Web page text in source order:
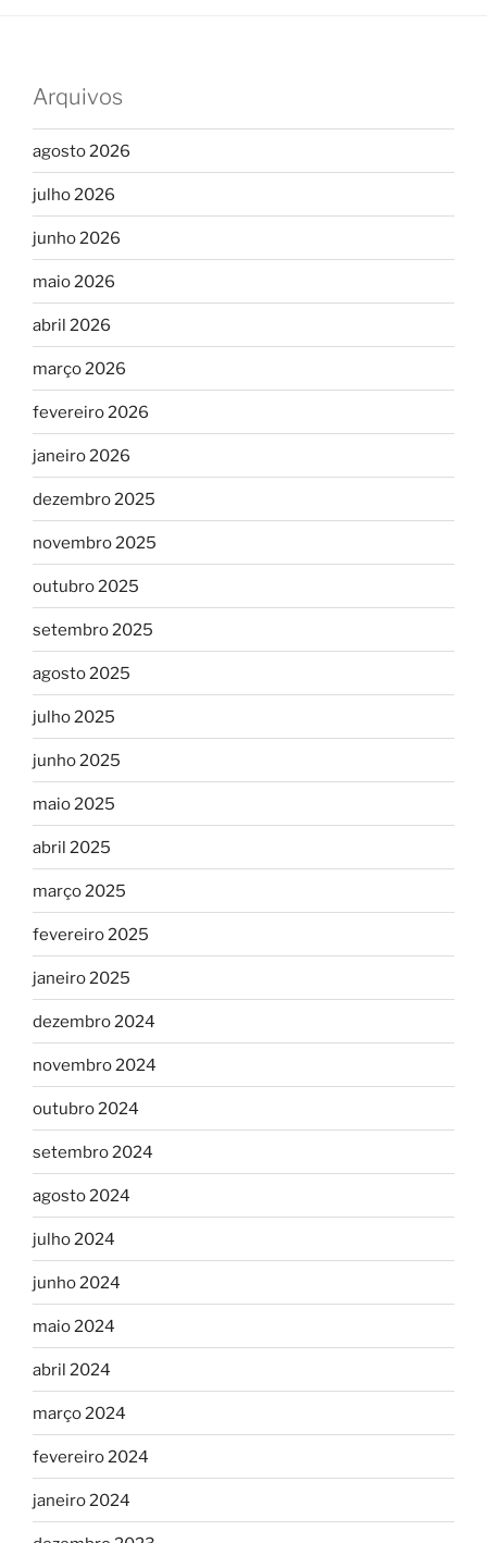
Arquivos
agosto 2026
julho 2026
junho 2026
maio 2026
abril 2026
março 2026
fevereiro 2026
janeiro 2026
dezembro 2025
novembro 2025
outubro 2025
setembro 2025
agosto 2025
julho 2025
junho 2025
maio 2025
abril 2025
março 2025
fevereiro 2025
janeiro 2025
dezembro 2024
novembro 2024
outubro 2024
setembro 2024
agosto 2024
julho 2024
junho 2024
maio 2024
abril 2024
março 2024
fevereiro 2024
janeiro 2024